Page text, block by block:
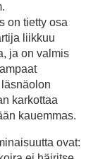
on tietty osa
liikkuu
ja on valmis
karkottaa
kauemmas.
ovat: